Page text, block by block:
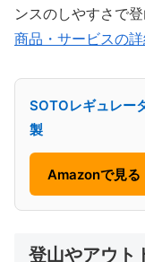
ンスのしやすさで登
商品・サービスの
SOTOレギュレー
製
Amazonで見る
登山やアウト